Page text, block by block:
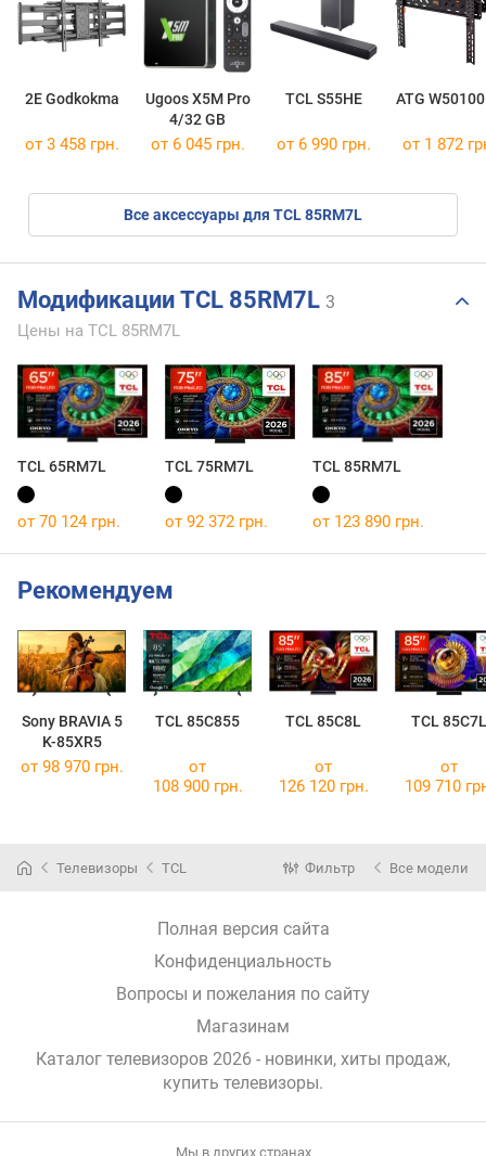
2E Godkokma
Ugoos X5M Pro
4/32 GB
TCL S55HE ATG
от 3 458 грн. от 6 045 грн. от 6 990 грн. от 1 872
Все аксессуары для TCL 85RM7L
Модификации TCL 85RM7L 3
Цены на TCL 85RM7L
TCL 65RM7L TCL 75RM7L TCL 85RM7L
от 70 124 грн. от 92 372 грн. от 123 890 грн.
Рекомендуем
Sony BRAVIA 5
K-85XR5
TCL 85C855 TCL 85C8L TCL 85C7L
от 98 970 грн.
от
108 900 грн.
от
126 120 грн.
от
109 710
Телевизоры TCL Фильтр Все модели
Полная версия сайта
Конфиденциальность
Вопросы и пожелания по сайту
Магазинам
Каталог телевизоров 2026 - новинки, хиты продаж,
купить телевизоры.
Мы в других странах